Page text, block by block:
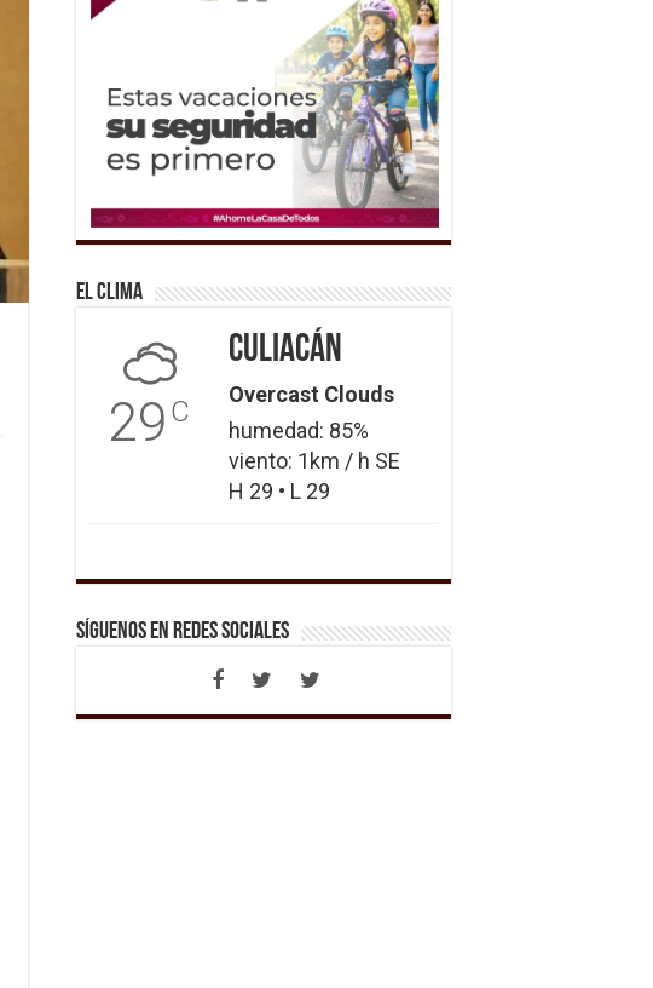
El Clima
29 C
Culiacán
Overcast Clouds
humedad: 85%
viento: 1km / h SE
H 29 • L 29
Síguenos en Redes Sociales